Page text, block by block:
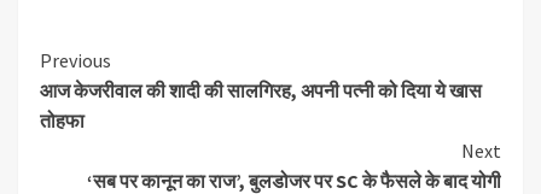
Previous
आज केजरीवाल की शादी की सालगिरह, अपनी पत्नी को दिया ये खास
तोहफा
Next
‘सब पर कानून का राज’, बुलडोजर पर SC के फैसले के बाद योगी